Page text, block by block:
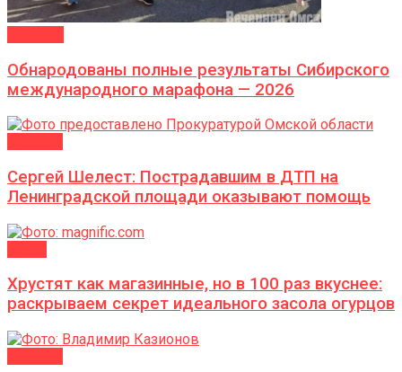
Обнародованы полные результаты Сибирского
международного марафона — 2026
Сергей Шелест: Пострадавшим в ДТП на
Ленинградской площади оказывают помощь
Хрустят как магазинные, но в 100 раз вкуснее:
раскрываем секрет идеального засола огурцов